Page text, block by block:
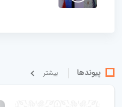
پیوندها بيشتر